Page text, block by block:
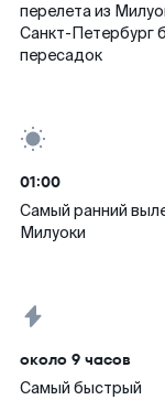
перелета из
Санкт-Петербург
пересадок
01:00
Самый ранний
Милуоки
около 9 часов
Самый быстрый